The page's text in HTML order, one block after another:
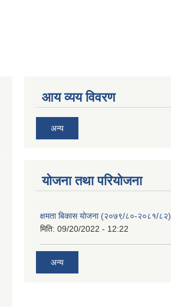
आय व्यय विवरण
अन्य
याेजना तथा परियाेजना
क्षमता बिकास योजना (२०७९/८०-२०८१/८२)
मिति: 09/20/2022 - 12:22
अन्य